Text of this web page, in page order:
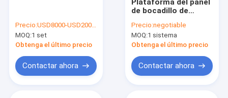
Precio:USD8000-USD200000
MOQ:1 set
Obtenga el último precio
Contactar ahora
Plataforma del panel
de bocadillo de
hace las máquinas
Precio:negotiable
MOQ:1 sistema
Obtenga el último precio
Contactar ahora